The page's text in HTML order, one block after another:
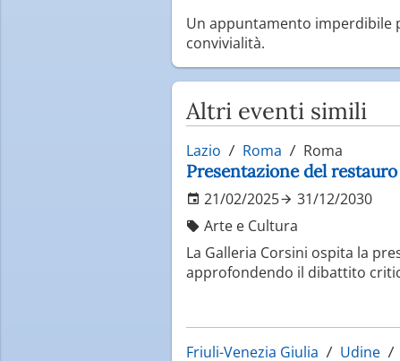
Un appuntamento imperdibile
convivialità.
Altri eventi simili
Lazio Roma Roma
Presentazione del
21/02/2025
31/12/2030
Arte e Cultura
La Galleria Corsini ospita la
approfondendo il dibattito
Friuli-Venezia Giulia Udine